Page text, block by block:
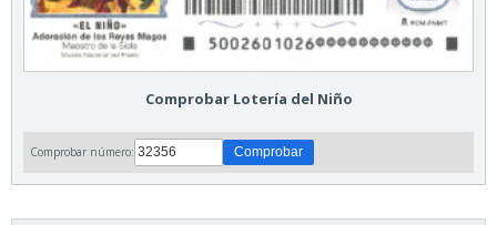
Comprobar Lotería del Niño
Comprobar número: